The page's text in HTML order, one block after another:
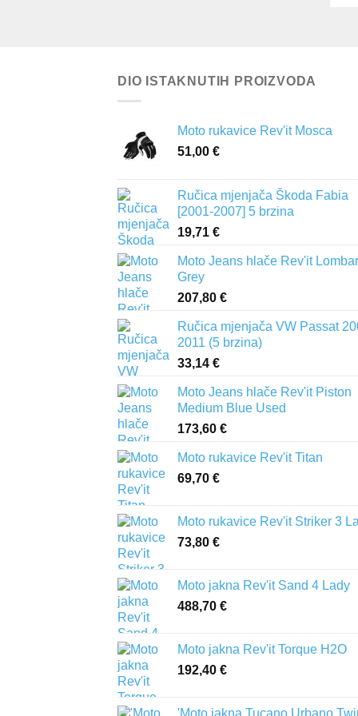
DIO ISTAKNUTIH PROIZVODA
Moto rukavice Rev'it Mosca
51,00 €
Ručica mjenjača Škoda Fabia
[2001-2007] 5 brzina
19,71 €
Moto Jeans hlače Rev'it
Grey
207,80 €
Ručica mjenjača VW Passat
2011 (5 brzina)
33,14 €
Moto Jeans hlače Rev'it Piston
Medium Blue Used
173,60 €
Moto rukavice Rev'it Titan
69,70 €
Moto rukavice Rev'it Striker 3
73,80 €
Moto jakna Rev'it Sand 4 Lady
488,70 €
Moto jakna Rev'it Torque H2O
192,40 €
'Moto jakna Tucano Urbano